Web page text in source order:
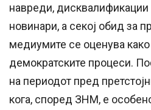
навреди, дисквалификации
новинари, а секој обид за
медиумите се оценува како
демократските процеси.
на периодот пред
кога, според ЗНМ, е